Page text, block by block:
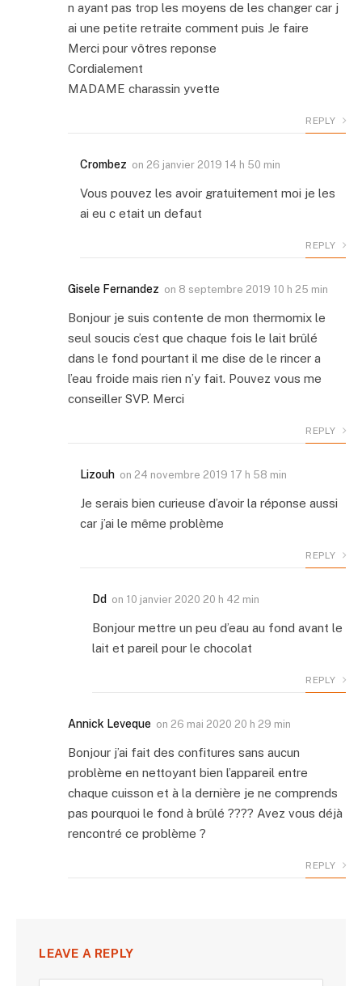
n ayant pas trop les moyens de les changer car j
ai une petite retraite comment puis Je faire
Merci pour vôtres reponse
Cordialement
MADAME charassin yvette
REPLY
Crombez on 26 janvier 2019 14 h 50 min
Vous pouvez les avoir gratuitement moi je les
ai eu c etait un defaut
REPLY
Gisele Fernandez on 8 septembre 2019 10 h 25 min
Bonjour je suis contente de mon thermomix le
seul soucis c’est que chaque fois le lait brûlé
dans le fond pourtant il me dise de le rincer a
l’eau froide mais rien n’y fait. Pouvez vous me
conseiller SVP. Merci
REPLY
Lizouh on 24 novembre 2019 17 h 58 min
Je serais bien curieuse d’avoir la réponse aussi
car j’ai le même problème
REPLY
Dd on 10 janvier 2020 20 h 42 min
Bonjour mettre un peu d’eau au fond avant le
lait et pareil pour le chocolat
REPLY
Annick Leveque on 26 mai 2020 20 h 29 min
Bonjour j’ai fait des confitures sans aucun
problème en nettoyant bien l’appareil entre
chaque cuisson et à la dernière je ne comprends
pas pourquoi le fond à brûlé ???? Avez vous déjà
rencontré ce problème ?
REPLY
LEAVE A REPLY